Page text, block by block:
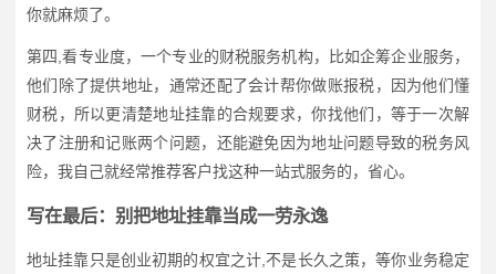
你就麻烦了。
第四,看专业度，一个专业的财税服务机构，比如企筹企业服务，
他们除了提供地址，通常还配了会计帮你做账报税，因为他们懂
财税，所以更清楚地址挂靠的合规要求，你找他们，等于一次解
决了注册和记账两个问题，还能避免因为地址问题导致的税务风
险，我自己就经常推荐客户找这种一站式服务的，省心。
写在最后：别把地址挂靠当成一劳永逸
地址挂靠只是创业初期的权宜之计,不是长久之策，等你业务稳定